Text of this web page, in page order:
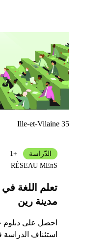
Ille-et-Vilaine 35
تعلم اللغة
مدينة رين
احصل على دبلوم
استئناف
الدّراسة
+1
RÉSEAU MEnS